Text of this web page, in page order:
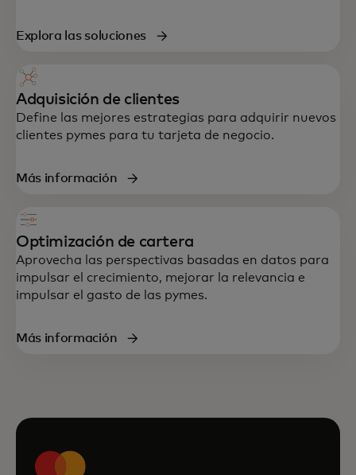
Explora las soluciones
Adquisición de clientes
Define las mejores estrategias para adquirir nuevos
clientes pymes para tu tarjeta de negocio.
Más información
Optimización de cartera
Aprovecha las perspectivas basadas en datos para
impulsar el crecimiento, mejorar la relevancia e
impulsar el gasto de las pymes.
Más información